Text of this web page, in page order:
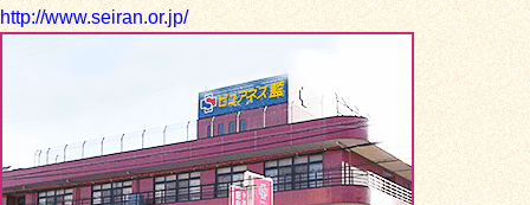
http://www.seiran.or.jp/